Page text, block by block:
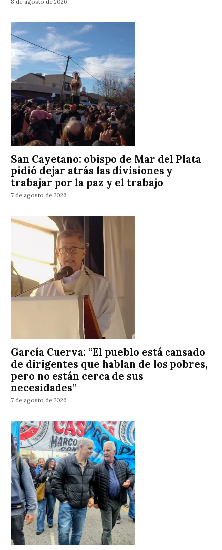
8 de agosto de 2026
San Cayetano: obispo de Mar del Plata
pidió dejar atrás las divisiones y
trabajar por la paz y el trabajo
7 de agosto de 2026
García Cuerva: “El pueblo está cansado
de dirigentes que hablan de los pobres,
pero no están cerca de sus
necesidades”
7 de agosto de 2026